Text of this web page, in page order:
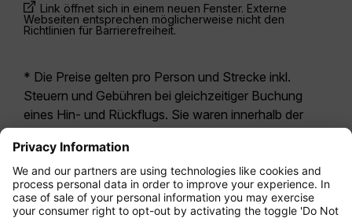
Link öffnet sich in einem neuen Fenster. Externe
Webseiten entsprechen möglicherweise nicht den
Richtlinien für Barrierefreiheit.
* Die Preise gelten pro Person und Strecke inkl.
Steuern und Gebühren bei gleichzeitiger Buchung
eines Hin- und Rückflugs. Sie waren innerhalb der
letzten 24 Stunden verfügbar und sind
möglicherweise nicht mehr aktuell. Bei den für die
Economy Class angegebenen Tarifen handelt es
sich i.d.R. um Economy Zero, unsere restriktivste
Tarifoption. Es können hierfür zusätzliche Gebühren